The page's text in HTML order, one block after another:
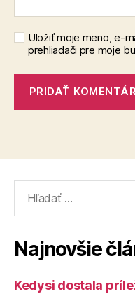
Uložiť moje meno, e-
prehliadači pre moje
Najnovšie
Kedysi dostala